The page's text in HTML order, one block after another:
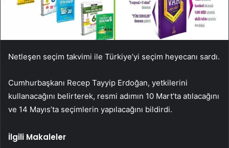
Netleşen seçim takvimi ile Türkiye’yi seçim heyecanı sardı.
Cumhurbaşkanı Recep Tayyip Erdoğan, yetkilerini
kullanacağını belirterek, resmi adımın 10 Mart’ta atılacağını
ve 14 Mayıs’ta seçimlerin yapılacağını bildirdi.
İlgili Makaleler